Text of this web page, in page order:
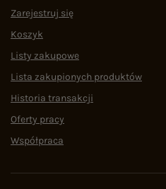
Zarejestruj się
Koszyk
Listy zakupowe
Lista zakupionych produktów
Historia transakcji
Oferty pracy
Współpraca